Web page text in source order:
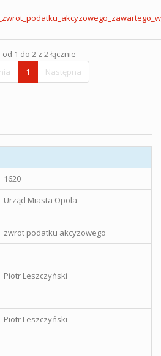
1 do 2 z 2 łącznie
1 Następna
1620
Urząd Miasta Opola
zwrot podatku akcyzowego
Piotr Leszczyński
Piotr Leszczyński